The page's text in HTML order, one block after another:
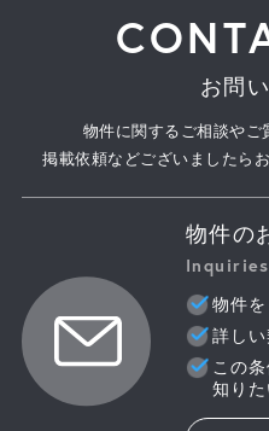
お問
物件に関するご相談やご
掲載依頼などございましたら
物件の
物件
詳し
この
知りた